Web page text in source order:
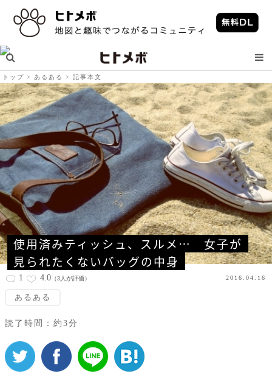
トップ あるある 記事本文
使用済みティッシュ、スルメ…　女子が
見られたくないバッグの中身
1 4.0 （3人が評価） 2016.04.16
あるある
読了時間：約3分